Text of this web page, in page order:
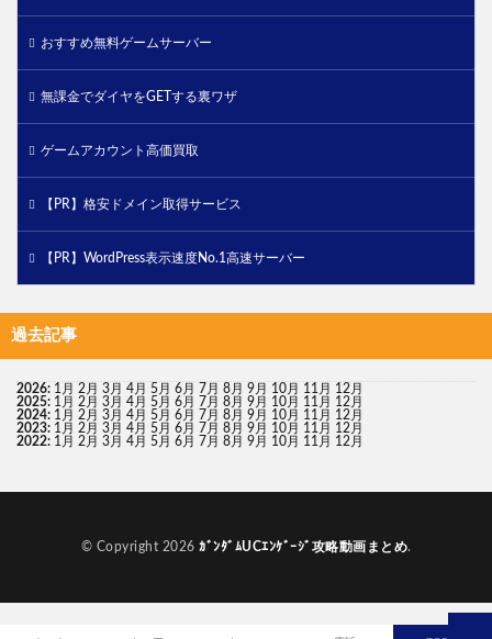
おすすめ無料ゲームサーバー
無課金でダイヤをGETする裏ワザ
ゲームアカウント高価買取
【PR】格安ドメイン取得サービス
【PR】WordPress表示速度No.1高速サーバー
過去記事
2026: 1月 2月 3月 4月 5月 6月 7月 8月 9月 10月 11月 12月
2025: 1月 2月 3月 4月 5月 6月 7月 8月 9月 10月 11月 12月
2024: 1月 2月 3月 4月 5月 6月 7月 8月 9月 10月 11月 12月
2023: 1月 2月 3月 4月 5月 6月 7月 8月 9月 10月 11月 12月
2022: 1月 2月 3月 4月 5月 6月 7月 8月 9月 10月 11月 12月
© Copyright 2026 ｶﾞﾝﾀﾞﾑUCｴﾝｹﾞｰｼﾞ攻略動画まとめ.